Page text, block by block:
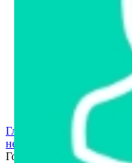
Арестованное
Реестр
Реестр переоценок
Государственное
Главная страница
недвижимость
Гожа (Гродненский район)